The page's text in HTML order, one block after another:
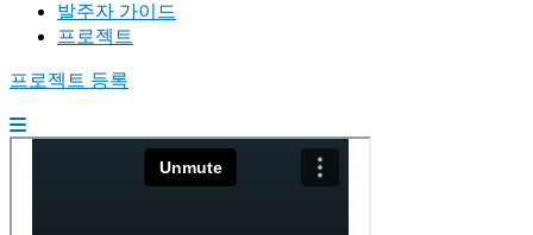
발주자 가이드
프로젝트
프로젝트 등록